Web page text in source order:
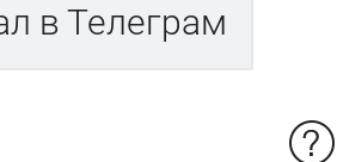
в Телеграм